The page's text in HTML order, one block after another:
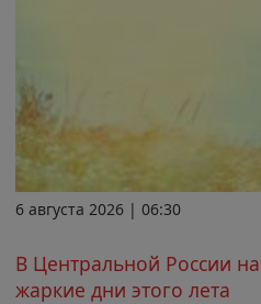
6 августа 2026 | 06:30
В Центральной России
жаркие дни этого лета